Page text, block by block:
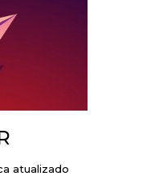
atualizado